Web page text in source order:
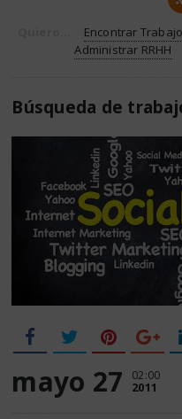
Encontrar Trabajo
Administrar RRHH
Búsqueda de
mayo 27 02:00
2011